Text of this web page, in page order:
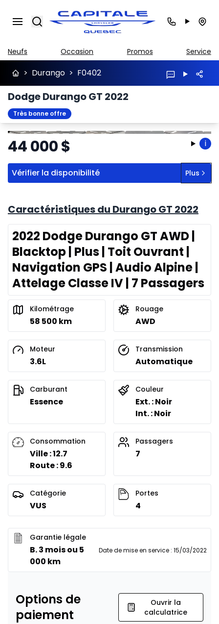
Search
Neufs Occasion Promos Service
> Durango > F0402
Dodge Durango GT 2022
Très bonne offre
ArrêterPrécédent
Suivant
44 000$ i
Vérifier la disponibilité Plus
Caractéristiques du Durango GT 2022
2022 Dodge Durango GT AWD |
Blacktop | Plus | Toit Ouvrant |
Navigation GPS | Audio Alpine |
Attelage Classe IV | 7 Passagers
Kilométrage
58 500 km
Rouage
AWD
Moteur
3.6L
Transmission
Automatique
Carburant
Essence
Couleur
Ext. : Noir
Int. : Noir
Consommation
Ville : 12.7
Route : 9.6
Passagers
7
Catégorie
VUS
Portes
4
Garantie légale
B. 3 mois ou 5
000 km
Date de mise en service : 15/03/2022
Options de
paiement
Ouvrir la
calculatrice